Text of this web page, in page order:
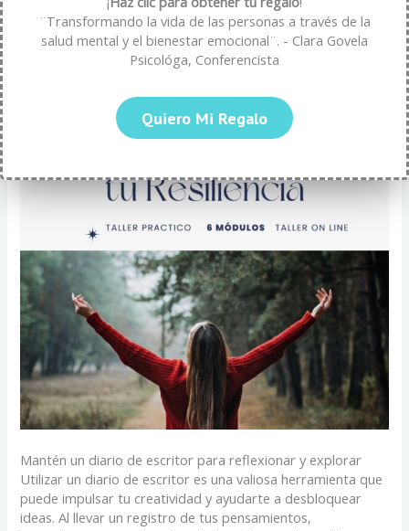
¨Transformando la vida de las personas a través de la
salud mental y el bienestar emocional¨. - Clara Govela
Psicológa, Conferencista
Quiero Mi Regalo
impulsa a convertirnos en escritores cada vez más hábiles y
versátiles.
Mantén un diario de escritor para reflexionar y explorar
Utilizar un diario de escritor es una valiosa herramienta que
puede impulsar tu creatividad y ayudarte a desbloquear
ideas. Al llevar un registro de tus pensamientos,